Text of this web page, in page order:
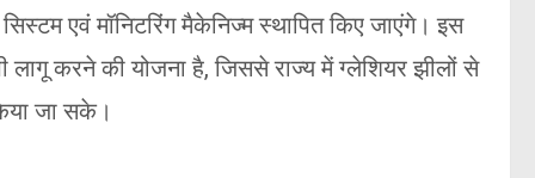
एवं मॉनिटरिंग मैकेनिज्म स्थापित किए जाएंगे। इस
करने की योजना है, जिससे राज्य में ग्लेशियर झीलों से
जा सके।